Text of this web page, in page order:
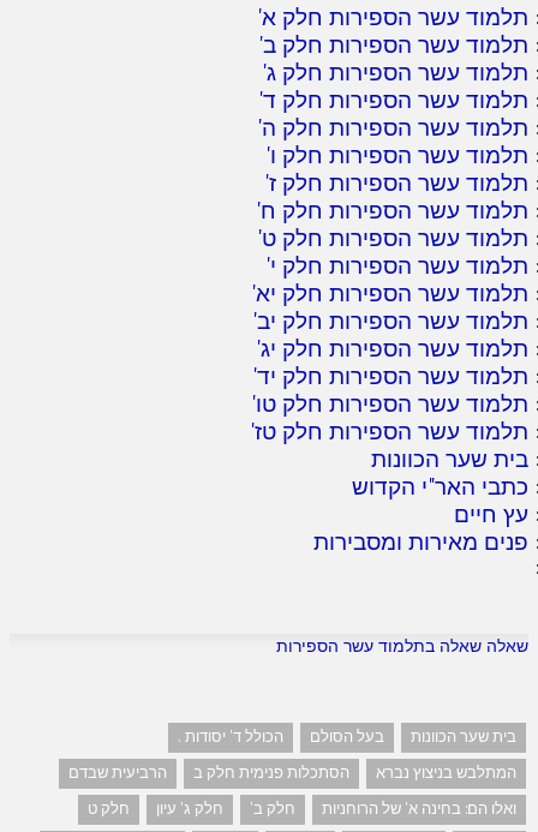
תלמוד עשר הספירות חלק א'
תלמוד עשר הספירות חלק ב'
תלמוד עשר הספירות חלק ג'
תלמוד עשר הספירות חלק ד'
תלמוד עשר הספירות חלק ה'
תלמוד עשר הספירות חלק ו'
תלמוד עשר הספירות חלק ז'
תלמוד עשר הספירות חלק ח'
תלמוד עשר הספירות חלק ט'
תלמוד עשר הספירות חלק י'
תלמוד עשר הספירות חלק יא'
תלמוד עשר הספירות חלק יב'
תלמוד עשר הספירות חלק יג'
תלמוד עשר הספירות חלק יד'
תלמוד עשר הספירות חלק טו'
תלמוד עשר הספירות חלק טז'
בית שער הכוונות
כתבי האר"י הקדוש
עץ חיים
פנים מאירות ומסבירות
שאלה שאלה בתלמוד עשר הספירות
בית שער הכוונות בעל הסולם
הכולל ד' יסודות .
המתלבש בניצוץ נברא
הסתכלות פנימית חלק ב
הרביעית שבדם
ואלו הם: בחינה א' של הרוחניות
חלק ב' חלק ג' עיון
חלק ט